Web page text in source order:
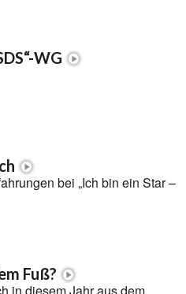
WG
bei „Ich bin ein Star –
Fuß?